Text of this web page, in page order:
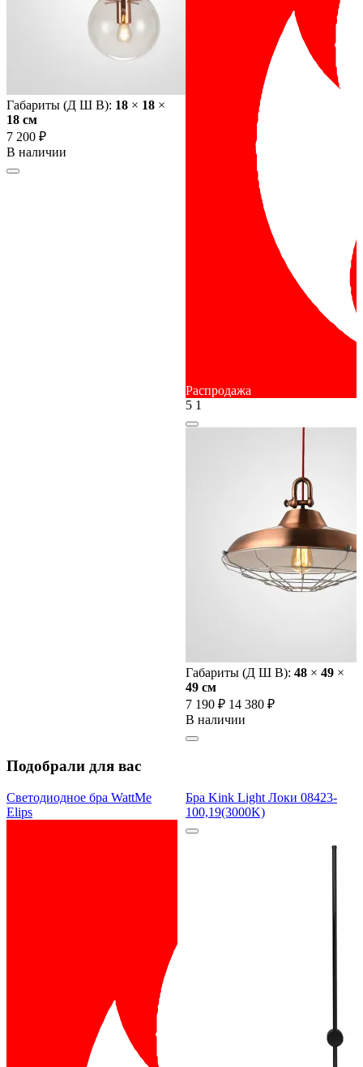
Габариты (Д Ш В): 18 × 18 ×
18 cм
7 200 ₽
В наличии
Распродажа
5 1
Габариты (Д Ш В): 48 × 49 ×
49 cм
7 190 ₽ 14 380 ₽
В наличии
Подобрали для вас
Светодиодное бра WattMe
Elips
Бра Kink Light Локи 08423-
100,19(3000K)